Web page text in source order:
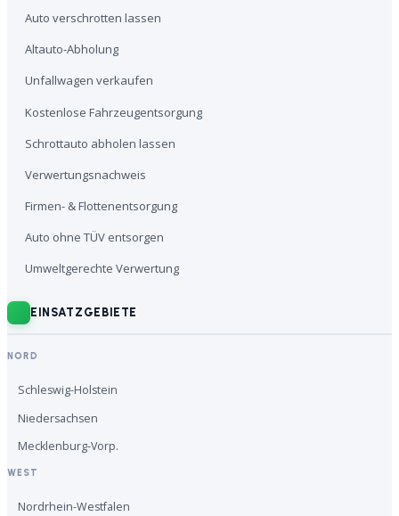
Auto verschrotten lassen
Altauto-Abholung
Unfallwagen verkaufen
Kostenlose Fahrzeugentsorgung
Schrottauto abholen lassen
Verwertungsnachweis
Firmen- & Flottenentsorgung
Auto ohne TÜV entsorgen
Umweltgerechte Verwertung
EINSATZGEBIETE
NORD
Schleswig-Holstein
Niedersachsen
Mecklenburg-Vorp.
WEST
Nordrhein-Westfalen